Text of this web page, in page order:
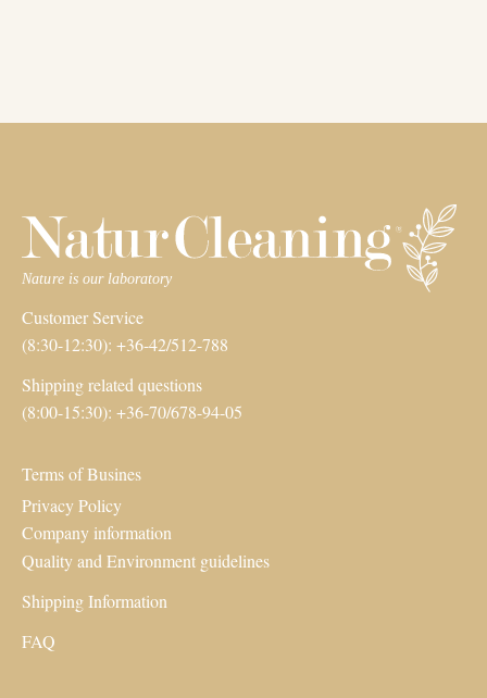
Customer Service
(8:30-12:30): +36-42/512-788
Shipping related questions
(8:00-15:30): +36-70/678-94-05
Terms of Busines
Privacy Policy
Company information
Quality and Environment guidelines
Shipping Information
FAQ